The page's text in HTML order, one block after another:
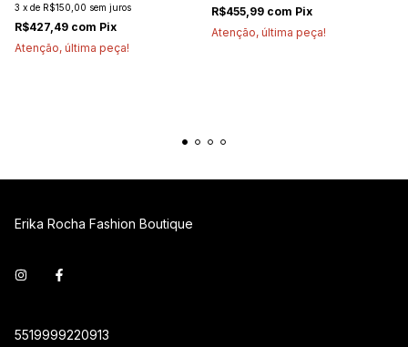
3 x de R$150,00 sem juros
R$427,49 com Pix
Atenção, última peça!
R$455,99 com Pix
Atenção, última peça!
Erika Rocha Fashion Boutique
5519999220913